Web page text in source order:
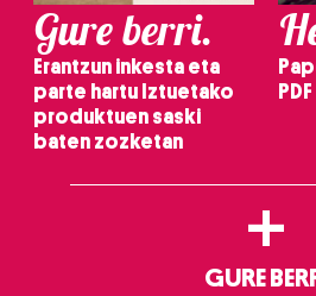
Gure berri.
Erantzun inkesta eta
parte hartu Iztuetako
produktuen saski
baten zozketan
+
GURE